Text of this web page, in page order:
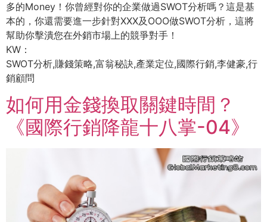
多的Money！你曾經對你的企業做過SWOT分析嗎？這是基
本的，你還需要進一步針對XXX及OOO做SWOT分析，這將
幫助你擊潰您在外銷市場上的競爭對手！
KW：
SWOT分析,賺錢策略,富翁秘訣,產業定位,國際行銷,李健豪,行
銷顧問
如何用金錢換取關鍵時間？
《國際行銷降龍十八掌-04》